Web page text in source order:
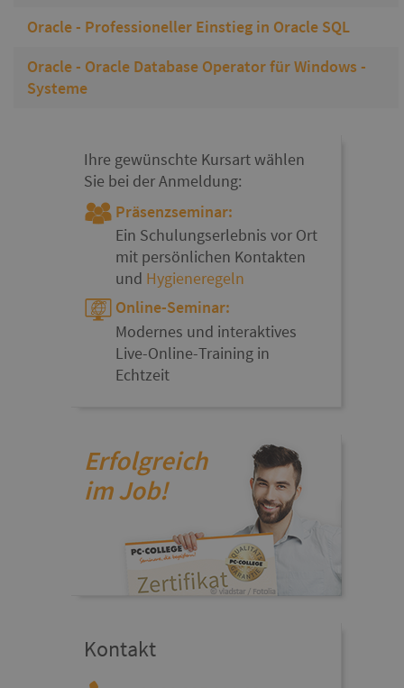
Oracle - Professioneller Einstieg in Oracle SQL
Oracle - Oracle Database Operator für Windows -
Systeme
Ihre gewünschte Kursart wählen
Sie bei der Anmeldung:
Präsenzseminar:
Ein Schulungserlebnis vor Ort
mit persönlichen Kontakten
und Hygieneregeln
Online-Seminar:
Modernes und interaktives
Live-Online-Training in
Echtzeit
Erfolgreich
im Job!
Kontakt